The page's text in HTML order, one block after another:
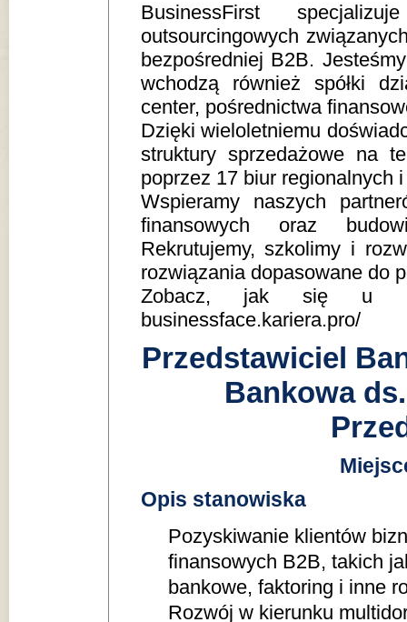
BusinessFirst
outsourcingowych
bezpośredniej B2B.
wchodzą również spółki
center, pośrednictwa
Dzięki wieloletniemu
struktury sprzedażowe na
poprzez 17 biur regionalnych
Wspieramy naszych
finansowych oraz
Rekrutujemy, szkolimy i
rozwiązania dopasowane do
Zobacz, jak się u nas
businessface.kariera.pro/
Przedstawiciel
Bankowa
Opis stanowiska
Pozyskiwanie klientów
finansowych B2B, takich
bankowe, faktoring i inne
Rozwój w kierunku